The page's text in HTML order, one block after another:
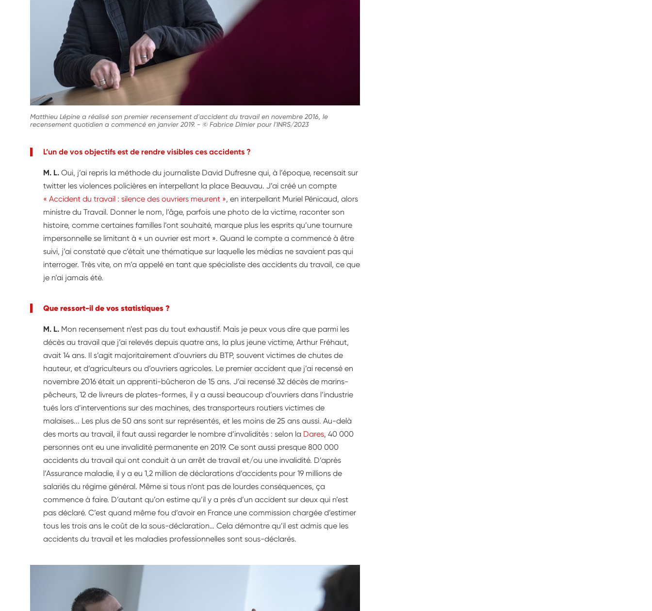
Matthieu Lépine a réalisé son premier recensement d'accident du travail en novembre 2016, le
recensement quotidien a commencé en janvier 2019. - © Fabrice Dimier pour l'INRS/2023
L’un de vos objectifs est de rendre visibles ces accidents ?
M. L. Oui, j’ai repris la méthode du journaliste David Dufresne qui, à l’époque, recensait sur
twitter les violences policières en interpellant la place Beauvau. J’ai créé un compte
« Accident du travail : silence des ouvriers meurent », en interpellant Muriel Pénicaud, alors
ministre du Travail. Donner le nom, l’âge, parfois une photo de la victime, raconter son
histoire, comme certaines familles l’ont souhaité, marque plus les esprits qu’une tournure
impersonnelle se limitant à « un ouvrier est mort ». Quand le compte a commencé à être
suivi, j’ai constaté que c’était une thématique sur laquelle les médias ne savaient pas qui
interroger. Très vite, on m’a appelé en tant que spécialiste des accidents du travail, ce que
je n’ai jamais été.
Que ressort-il de vos statistiques ?
M. L. Mon recensement n’est pas du tout exhaustif. Mais je peux vous dire que parmi les
décès au travail que j’ai relevés depuis quatre ans, la plus jeune victime, Arthur Fréhaut,
avait 14 ans. Il s’agit majoritairement d’ouvriers du BTP, souvent victimes de chutes de
hauteur, et d’agriculteurs ou d’ouvriers agricoles. Le premier accident que j’ai recensé en
novembre 2016 était un apprenti-bûcheron de 15 ans. J’ai recensé 32 décès de marins-
pêcheurs, 12 de livreurs de plates-formes, il y a aussi beaucoup d’ouvriers dans l’industrie
tués lors d’interventions sur des machines, des transporteurs routiers victimes de
malaises... Les plus de 50 ans sont sur représentés, et les moins de 25 ans aussi. Au-delà
des morts au travail, il faut aussi regarder le nombre d’invalidités : selon la Dares, 40 000
personnes ont eu une invalidité permanente en 2019. Ce sont aussi presque 800 000
accidents du travail qui ont conduit à un arrêt de travail et/ou une invalidité. D’après
l’Assurance maladie, il y a eu 1,2 million de déclarations d’accidents pour 19 millions de
salariés du régime général. Même si tous n’ont pas de lourdes conséquences, ça
commence à faire. D’autant qu’on estime qu’il y a près d’un accident sur deux qui n’est
pas déclaré. C’est quand même fou d’avoir en France une commission chargée d’estimer
tous les trois ans le coût de la sous-déclaration… Cela démontre qu’il est admis que les
accidents du travail et les maladies professionnelles sont sous-déclarés.